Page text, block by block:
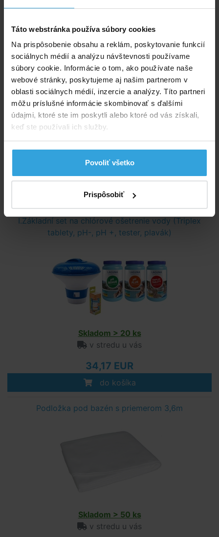
Táto webstránka používa súbory cookies
Na prispôsobenie obsahu a reklám, poskytovanie funkcií
sociálnych médií a analýzu návštevnosti používame
súbory cookie. Informácie o tom, ako používate naše
webové stránky, poskytujeme aj našim partnerom v
oblasti sociálnych médií, inzercie a analýzy. Títo partneri
môžu príslušné informácie skombinovať s ďalšími
údajmi, ktoré ste im poskytli alebo ktoré od vás získali,
keď ste používali ich služby.
Povoliť všetko
Prispôsobiť
do košíka
Polyfoam na bazén Tereza o priemere 3,5m
74,96 EUR
do košíka
I.Základní set na chlórové ošetrenie vody (Triplex
tablety, pH-, pH +, tester, plavák)
Skladom > 20 ks
v stredu u vás
34,17 EUR
do košíka
Podložka pod bazén s priemerom 3,6m
Skladom > 50 ks
v stredu u vás